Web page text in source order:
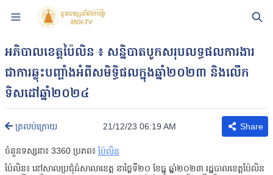
អភិបាលខេត្តប៉ៃលិន ៖​ សន្និបាតបូកសរុបលទ្ធផលការងារ
ជាការឆ្លុះបញ្ចាំងអំពីសមិទ្ធិផលក្នុងឆ្នាំ២០២៣ និងលើក
ទិសដៅឆ្នាំ២០២៤
ត្រលប់ក្រោយ 21/12/23 06:19 AM Share
ចំនួនទស្សនា៖ 3360 ប្រភព៖ ប៉ៃលិន
ប៉ៃលិន៖ នៅសាលប្រជុំធំសាលាខេត្ត នាថ្ងៃទី២០ ខែធ្នូ ឆ្នាំ២០២៣ រដ្ឋបាលខេត្តប៉ៃលិន